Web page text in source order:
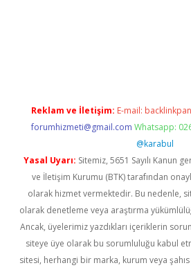
Reklam ve İletişim: E-mail:
forumhizmeti@gmail.com Whatsapp:
@karabul
Yasal Uyarı: Sitemiz, 5651 Sayılı Kanun
ve İletişim Kurumu (BTK) tarafından
olarak hizmet vermektedir. Bu nedenle,
olarak denetleme veya araştırma
Ancak, üyelerimiz yazdıkları içeriklerin
siteye üye olarak bu sorumluluğu kabul
sitesi, herhangi bir marka, kurum veya